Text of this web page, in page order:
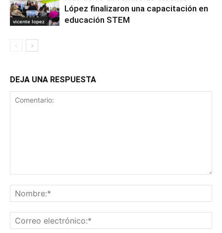
vicente lopez
López finalizaron una capacitación en
educación STEM
DEJA UNA RESPUESTA